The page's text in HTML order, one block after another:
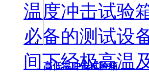
高低温冲击试验箱
温度冲击试验
必备的测试设
间下经极高温